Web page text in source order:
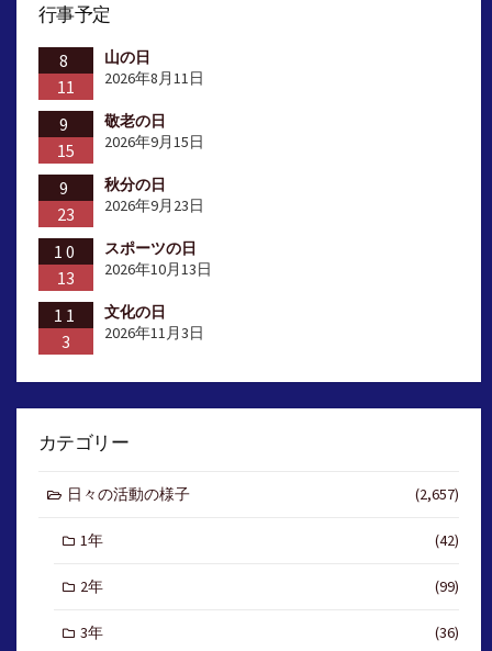
ー
送
り
行事予定
8
11
山の日
2026年8月11日
9
15
敬老の日
2026年9月15日
9
23
秋分の日
2026年9月23日
10
13
スポーツの日
2026年10月13日
11
3
文化の日
2026年11月3日
カテゴリー
日々の活動の様子 (2,657)
1年 (42)
2年 (99)
3年 (36)